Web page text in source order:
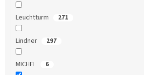
Leuchtturm 271
Lindner 297
MICHEL 6